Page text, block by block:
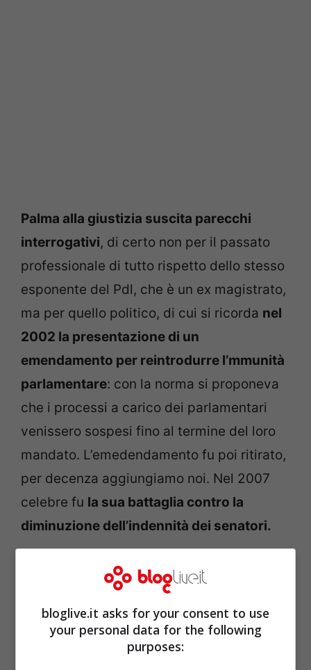
Palma alla giustizia suscita parecchi
interrogativi, di certo non per il passato
professionale di tutto rispetto dello stesso
esponente del Pdl, che è un ex magistrato,
ma per quello politico, di cui si ricorda nel
2002 la presentazione di un
emendamento per reintrodurre l’mmunità
parlamentare: con la norma si proponeva
che i processi a carico dei parlamentari
venissero sospesi fino al termine del loro
mandato. L’emedendamento fu poi ritirato,
per decenza aggiungiamo noi. Nel 2007
celebre fu la sua battaglia contro la
diminuzione dell’indennità dei senatori.
Sottosegretario al Ministero degli Interni
dal 2008 al 2011 e ministro della Giustizia
negli ultimi 4 mesi dell’ultimo Governo
Berlusconi (con l’obiettivo di fermare le
bloglive.it asks for your consent to use
your personal data for the following
purposes: